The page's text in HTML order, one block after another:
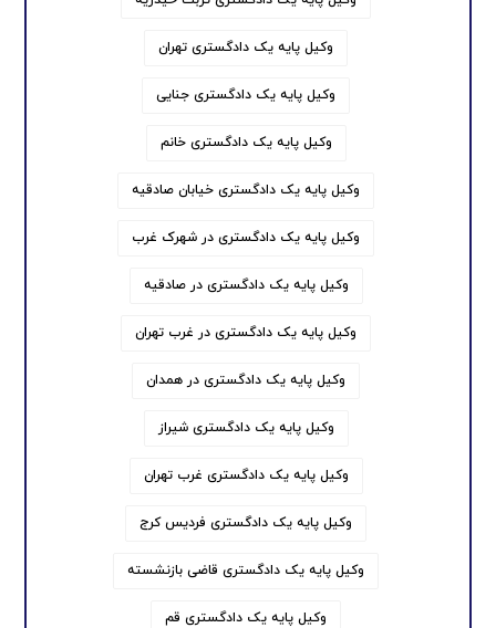
وکیل پایه یک دادگستری تهران
وکیل پایه یک دادگستری جنایی
وکیل پایه یک دادگستری خانم
وکیل پایه یک دادگستری خیابان صادقیه
وکیل پایه یک دادگستری در شهرک غرب
وکیل پایه یک دادگستری در صادقیه
وکیل پایه یک دادگستری در غرب تهران
وکیل پایه یک دادگستری در همدان
وکیل پایه یک دادگستری شیراز
وکیل پایه یک دادگستری غرب تهران
وکیل پایه یک دادگستری فردیس کرج
وکیل پایه یک دادگستری قاضی بازنشسته
وکیل پایه یک دادگستری قم